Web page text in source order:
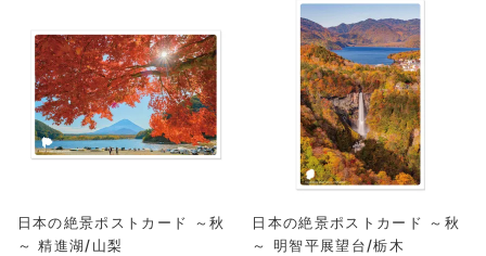
日本の絶景ポストカード ～秋
～ 精進湖/山梨
日本の絶景ポストカード ～秋
～ 明智平展望台/栃木